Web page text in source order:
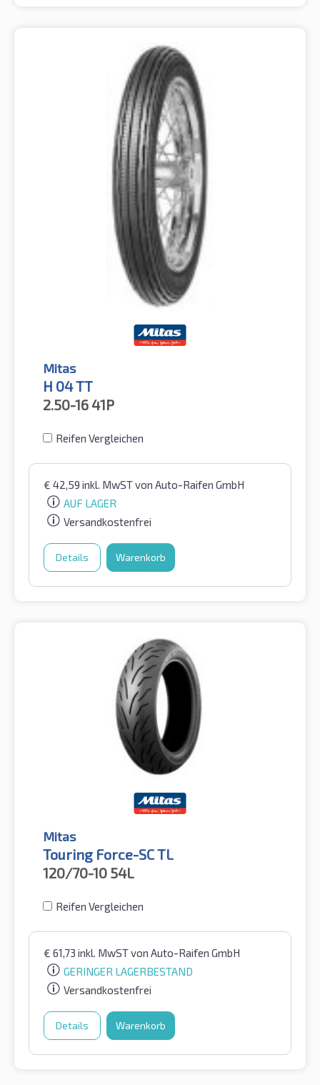
Mitas
H 04 TT
2.50-1641P
Reifen Vergleichen
€ 42,59 inkl. MwSTvon Auto-Raifen GmbH
AUF LAGER
Versandkostenfrei
Details Warenkorb
Mitas
Touring Force-SC TL
120/70-10 54L
Reifen Vergleichen
€ 61,73 inkl. MwSTvon Auto-Raifen GmbH
GERINGER LAGERBESTAND
Versandkostenfrei
Details Warenkorb